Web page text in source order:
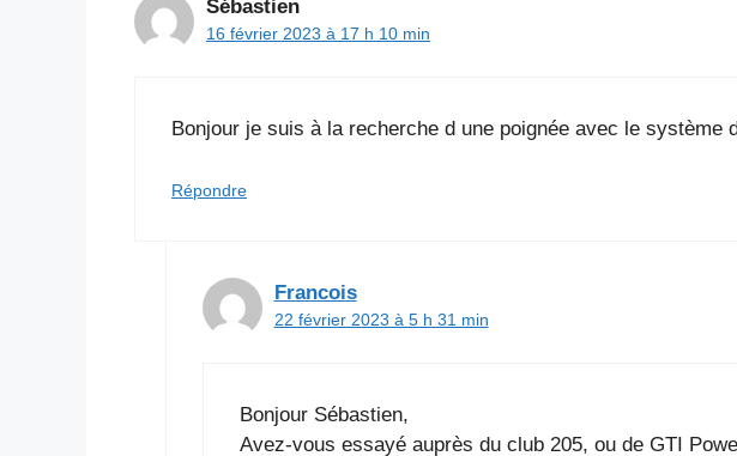
Sébastien
16 février 2023 à 17 h 10 min
Bonjour je suis à la recherche d une poignée avec le
Répondre
Francois
22 février 2023 à 5 h 31 min
Bonjour Sébastien,
Avez-vous essayé auprès du club 205, ou de GTI